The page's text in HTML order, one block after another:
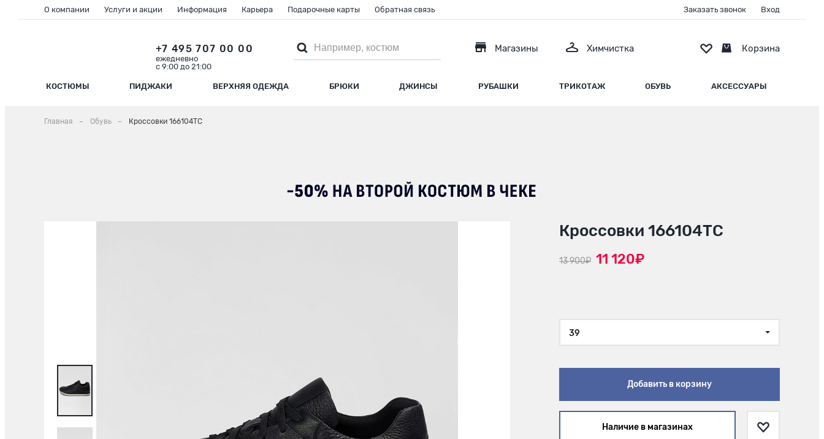
КОСТЮМЫ ПИДЖАКИ ВЕРХНЯЯ ОДЕЖДА БРЮКИ ДЖИНСЫ РУБАШКИ ТРИКОТАЖ ОБУВЬ АКСЕССУАРЫ
+7 495 707 00 00
ежедневно
с 9:00 до 21:00
Магазины Химчистка
О компании Услуги и акции Информация Карьера Подарочные карты Обратная связь Заказать звонок Вход
Корзина
Главная Обувь Кроссовки 166104ТС
Кроссовки 166104ТС
13 900₽ 11 120₽
39
Добавить в корзину
Наличие в магазинах